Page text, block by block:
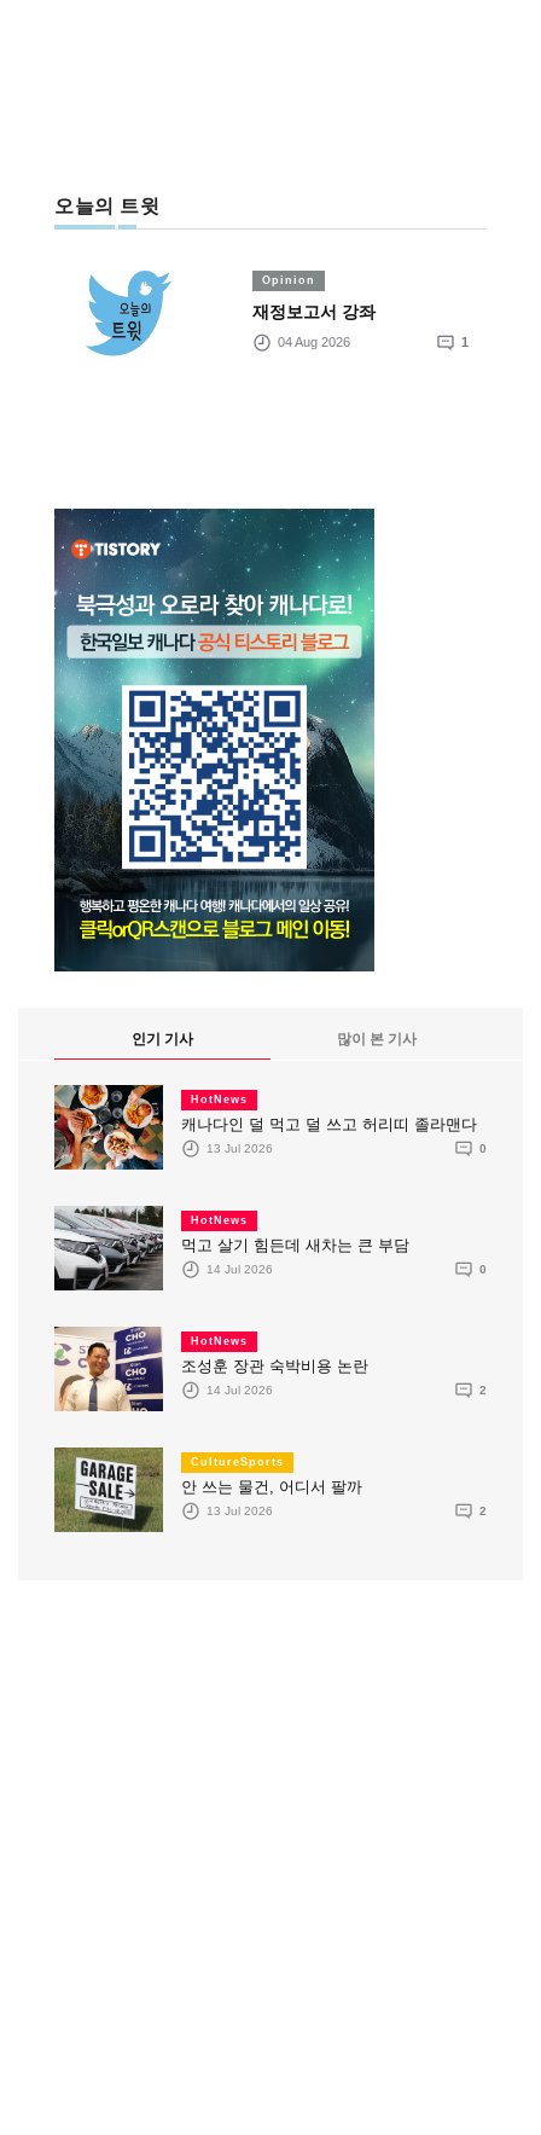
오늘의 트윗
Opinion
재정보고서 강좌
04 Aug 2026 1
인기 기사 많이 본 기사
HotNews
캐나다인 덜 먹고 덜 쓰고 허리띠 졸라맨다
13 Jul 2026 0
HotNews
먹고 살기 힘든데 새차는 큰 부담
14 Jul 2026 0
HotNews
조성훈 장관 숙박비용 논란
14 Jul 2026 2
CultureSports
안 쓰는 물건, 어디서 팔까
13 Jul 2026 2